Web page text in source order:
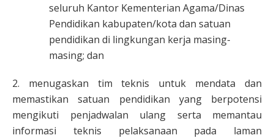
seluruh Kantor Kementerian Agama/Dinas
Pendidikan kabupaten/kota dan satuan
pendidikan di lingkungan kerja masing-
masing; dan
2. menugaskan tim teknis untuk mendata dan
memastikan satuan pendidikan yang berpotensi
mengikuti penjadwalan ulang serta memantau
informasi teknis pelaksanaan pada laman